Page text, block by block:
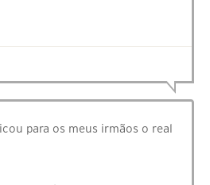
para os meus irmãos o real